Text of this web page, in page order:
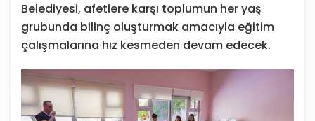
Belediyesi, afetlere karşı toplumun her yaş
grubunda bilinç oluşturmak amacıyla eğitim
çalışmalarına hız kesmeden devam edecek.